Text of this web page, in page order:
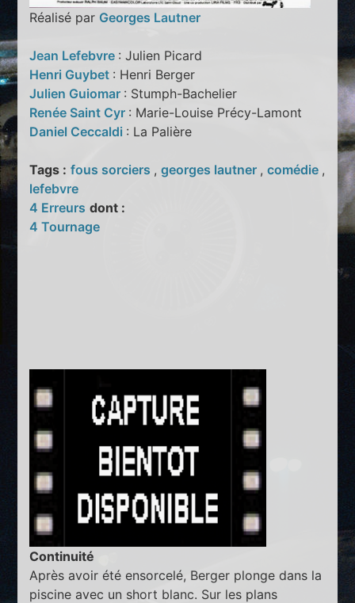
Réalisé par Georges Lautner
Jean Lefebvre : Julien Picard
Henri Guybet : Henri Berger
Julien Guiomar : Stumph-Bachelier
Renée Saint Cyr : Marie-Louise Précy-Lamont
Daniel Ceccaldi : La Palière
Tags : fous sorciers ,georges lautner ,comédie ,
lefebvre
4 Erreurs dont :
4 Tournage
Continuité
Après avoir été ensorcelé, Berger plonge dans la
piscine avec un short blanc. Sur les plans